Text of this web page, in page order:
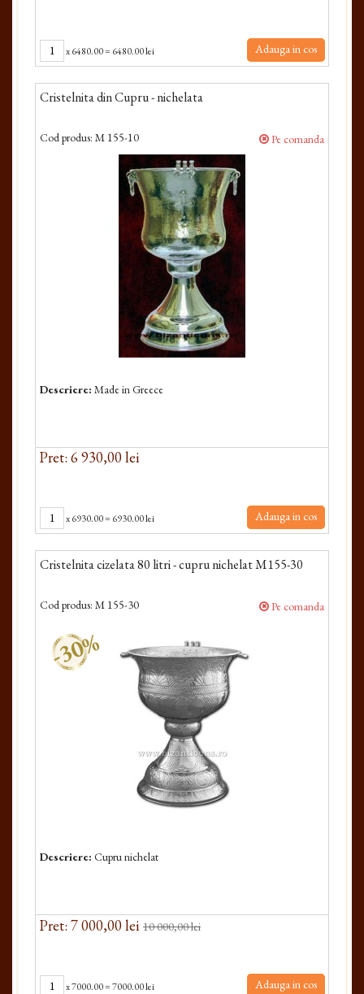
x6480.00= 6480.00 lei Adauga in cos
Cristelnita din Cupru - nichelata
Cod produs: M 155-10 Pe comanda
Descriere: Made in Greece
Pret: 6 930,00 lei
x6930.00= 6930.00 lei Adauga in cos
Cristelnita cizelata 80 litri - cupru nichelat M155-30
Cod produs: M 155-30 Pe comanda
-30%
Descriere: Cupru nichelat
Pret: 7 000,00 lei 10 000,00 lei
x7000.00=7000.00 lei Adauga in cos